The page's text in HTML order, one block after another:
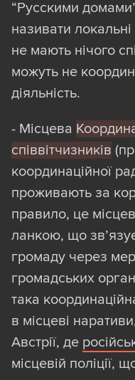
“кандидата”: чи
для
що й під час
Виявилося, що
“накачувати”
одному тільки
«Русского
третину
Ще цікавіша
клубу “Валдай”.
головних
росіяни
У розділі
“Русскими
називати локальні
не мають нічого
можуть не
діяльність.
- Місцева
співвітчизників
координаційної
проживають за
правило, це
ланкою, що
громаду через
громадських
така
в місцеві
Австрії, де
місцевій поліції,